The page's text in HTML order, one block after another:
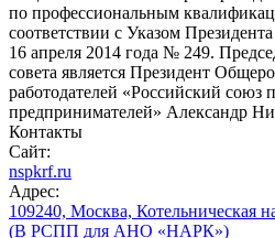
по профессиональным
соответствии с Указом
16 апреля 2014 года № 249.
совета является Президент
работодателей «Российский
предпринимателей» Александр
Контакты
Сайт:
nspkrf.ru
Адрес:
109240, Москва, Котельническая
(В РСПП для АНО «НАРК»)